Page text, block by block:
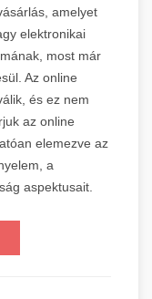
amelyet
elektronikai
most már
Az online
és ez nem
az online
elemezve az
a
aspektusait.